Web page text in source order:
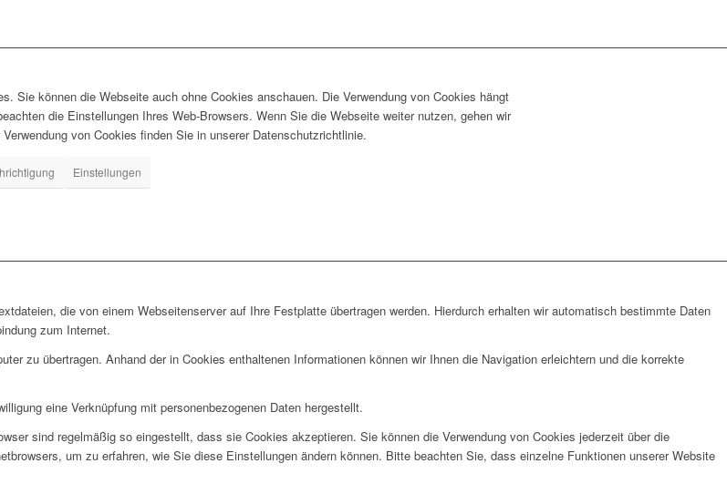
Sie können die Webseite auch ohne Cookies anschauen. Die Verwendung von Cookies hängt
die Einstellungen Ihres Web-Browsers. Wenn Sie die Webseite weiter nutzen, gehen wir
von Cookies finden Sie in unserer Datenschutzrichtlinie.
Einstellungen
die von einem Webseitenserver auf Ihre Festplatte übertragen werden. Hierdurch erhalten wir automatisch bestimmte Daten
zum Internet.
zu übertragen. Anhand der in Cookies enthaltenen Informationen können wir Ihnen die Navigation erleichtern und die korrekte
eine Verknüpfung mit personenbezogenen Daten hergestellt.
sind regelmäßig so eingestellt, dass sie Cookies akzeptieren. Sie können die Verwendung von Cookies jederzeit über die
um zu erfahren, wie Sie diese Einstellungen ändern können. Bitte beachten Sie, dass einzelne Funktionen unserer Website